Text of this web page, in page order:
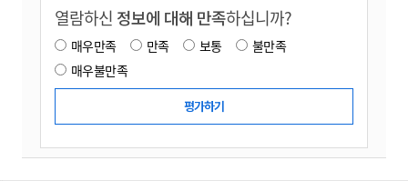
열람하신 정보에 대해 만족하십니까?
매우만족 만족 보통
불만족
매우불만족